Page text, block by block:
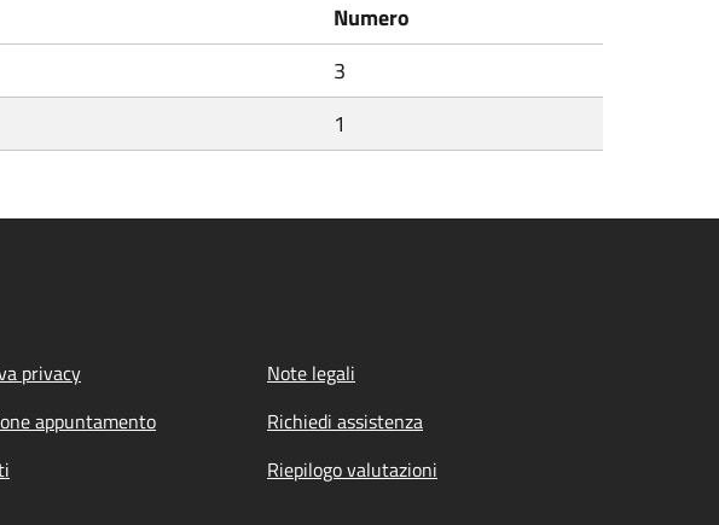
Numero
3
1
privacy
Note legali
appuntamento
Richiedi assistenza
Riepilogo valutazioni